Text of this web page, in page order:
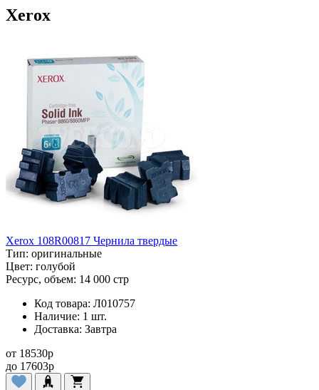
Xerox
Xerox 108R00817 Чернила твердые
Тип: оригинальные
Цвет: голубой
Ресурс, объем: 14 000 стр
Код товара: Л010757
Наличие: 1 шт.
Доставка: Завтра
от 18530p
до 17603p